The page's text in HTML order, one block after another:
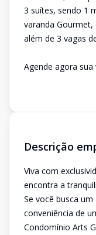
3 suítes, sendo 1
varanda Gourmet,
além de 3 vagas
Agende agora sua
Descrição
Viva com
encontra a
Se você busca
conveniência de
Condomínio Arts